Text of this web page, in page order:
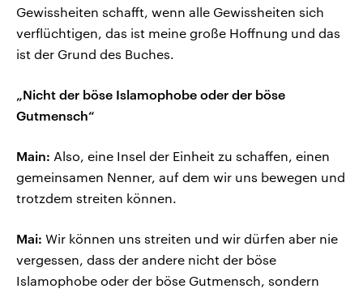
Gewissheiten schafft, wenn alle Gewissheiten sich
verflüchtigen, das ist meine große Hoffnung und das
ist der Grund des Buches.
„Nicht der böse Islamophobe oder der böse
Gutmensch“
Main: Also, eine Insel der Einheit zu schaffen, einen
gemeinsamen Nenner, auf dem wir uns bewegen und
trotzdem streiten können.
Mai: Wir können uns streiten und wir dürfen aber nie
vergessen, dass der andere nicht der böse
Islamophobe oder der böse Gutmensch, sondern